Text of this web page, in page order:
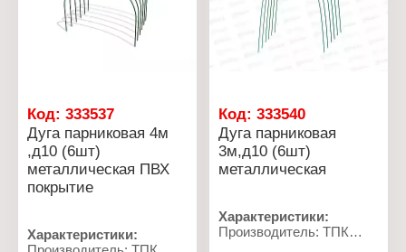
Код: 333537
Дуга парниковая 4м
,д10 (6шт)
металлическая ПВХ
покрытие
Характеристики:
Код:333540
Дуга парниковая
3м,д10 (6шт)
металлическая
Характеристики:
Производитель: ТПК